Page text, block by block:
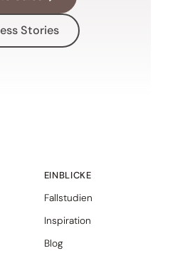
Stories
EINBLICKE
Fallstudien
Inspiration
Blog